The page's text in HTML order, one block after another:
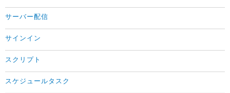
サーバー配信
サインイン
スクリプト
スケジュールタスク